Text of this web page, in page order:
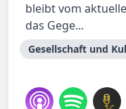
bleibt vom
das Gege...
Gesellschaft und